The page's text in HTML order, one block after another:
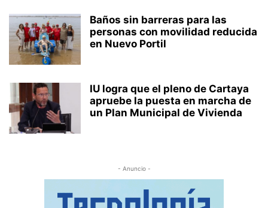
Baños sin barreras para las
personas con movilidad reducida
en Nuevo Portil
IU logra que el pleno de Cartaya
apruebe la puesta en marcha de
un Plan Municipal de Vivienda
- Anuncio -